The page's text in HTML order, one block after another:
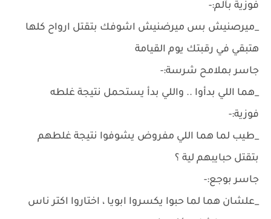
فوزية بآلم:-
_ميرصنيش بس ميرضنيش اشوفك بتقتل ارواح كلها
هتبقي في رقبتك يوم القيامة
جاسر بملامح شرسة:-
_هما اللي بدأوا .. واللي بدأ يستحمل نتيجة غلطه
فوزية:-
_طيب لما هما اللي مفروض يشوفوا نتيجة غلطهم
بتقتل حبايبهم لية ؟
جاسر بوجع:-
_علشان هما لما حبوا يكسروا ابويا ، اختاروا اكتر ناس